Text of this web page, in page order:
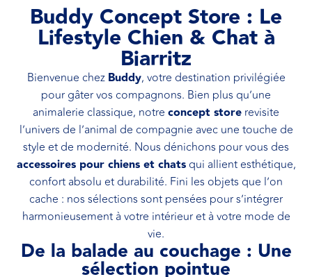
Buddy Concept Store : Le
Lifestyle Chien & Chat à
Biarritz
Bienvenue chez Buddy, votre destination privilégiée
pour gâter vos compagnons. Bien plus qu’une
animalerie classique, notre concept store revisite
l’univers de l’animal de compagnie avec une touche de
style et de modernité. Nous dénichons pour vous des
accessoires pour chiens et chatsqui allient esthétique,
confort absolu et durabilité. Fini les objets que l’on
cache : nos sélections sont pensées pour s’intégrer
harmonieusement à votre intérieur et à votre mode de
vie.
De la balade au couchage : Une
sélection pointue